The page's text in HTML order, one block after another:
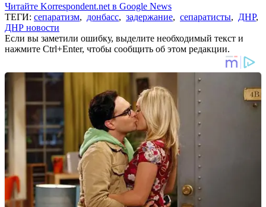
Читайте Korrespondent.net в Google News
ТЕГИ: сепаратизм, донбасс, задержание, сепаратисты, ДНР,
ДНР новости
Если вы заметили ошибку, выделите необходимый текст и
нажмите Ctrl+Enter, чтобы сообщить об этом редакции.